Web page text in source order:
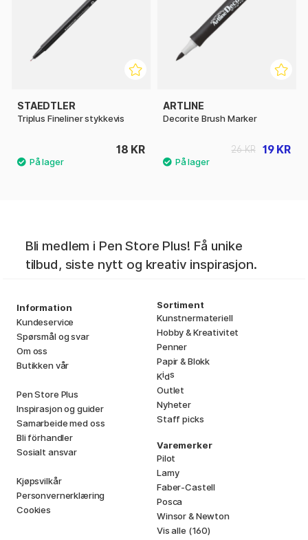
STAEDTLER
Triplus Fineliner stykkevis
18 KR
ARTLINE
Decorite Brush Marker
19 KR
26 KR
Bli medlem i Pen Store Plus! Få unike
tilbud, siste nytt og kreativ inspirasjon.
Information
Kundeservice
Spørsmål og svar
Om oss
Butikken vår
Pen Store Plus
Inspirasjon og guider
Samarbeide med oss
Bli förhandler
Sosialt ansvar
Kjøpsvilkår
Personvernerklæring
Cookies
Sortiment
Kunstnermateriell
Hobby & Kreativitet
Penner
Papir & Blokk
Kids
Outlet
Nyheter
Staff picks
Varemerker
Pilot
Lamy
Faber-Castell
Posca
Winsor & Newton
Vis alle (160)